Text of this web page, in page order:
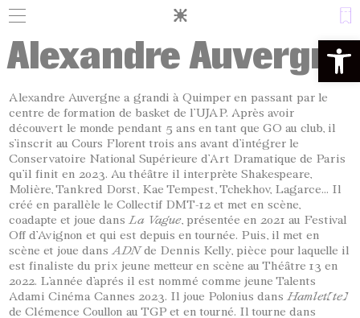
Ouvrir
Alexandre Auvergne
Alexandre Auvergne a grandi à Quimper en passant par le
centre de formation de basket de l’UJAP. Après avoir
découvert le monde pendant 5 ans en tant que GO au club, il
s’inscrit au Cours Florent trois ans avant d’intégrer le
Conservatoire National Supérieure d’Art Dramatique de Paris
qu’il finit en 2023. Au théâtre il interprète Shakespeare,
Molière, Tankred Dorst, Kae Tempest, Tchekhov, Lagarce… Il
créé en parallèle le Collectif DMT-12 et met en scène,
coadapte et joue dans La Vague, présentée en 2021 au Festival
Off d’Avignon et qui est depuis en tournée. Puis, il met en
scène et joue dans ADNde Dennis Kelly, pièce pour laquelle il
est finaliste du prix jeune metteur en scène au Théâtre 13 en
2022. L’année d’aprés il est nommé comme jeune Talents
Adami Cinéma Cannes 2023. Il joue Polonius dans Hamlet(te)
de Clémence Coullon au TGP et en tourné. Il tourne dans
Panneau de gestion des cookies